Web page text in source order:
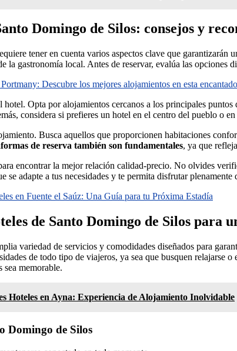
Domingo de Silos: consejos y
tener en cuenta varios aspectos clave que
la gastronomía local. Antes de reservar, evalúa las opciones
Descubre los mejores alojamientos en esta
Opta por alojamientos cercanos a los principales
considera si prefieres un hotel en el centro del pueblo o
Busca aquellos que proporcionen habitaciones
de reserva también son fundamentales, ya que
encontrar la mejor relación calidad-precio. No olvides
se adapte a tus necesidades y te permita disfrutar
en Fuente el Saúz: Una Guía para tu Próxima Estadía
de Santo Domingo de Silos para
variedad de servicios y comodidades diseñados para
de todo tipo de viajeros, ya sea que busquen
sea memorable.
Hoteles en Ayna: Experiencia de Alojamiento Inolvidable
Domingo de Silos